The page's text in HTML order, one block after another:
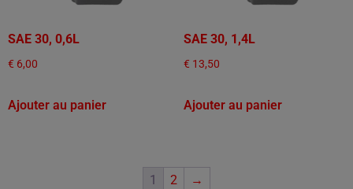
SAE 30, 0,6L
€ 6,00
Ajouter au panier
SAE 30, 1,4L
€ 13,50
Ajouter au panier
1 2 →